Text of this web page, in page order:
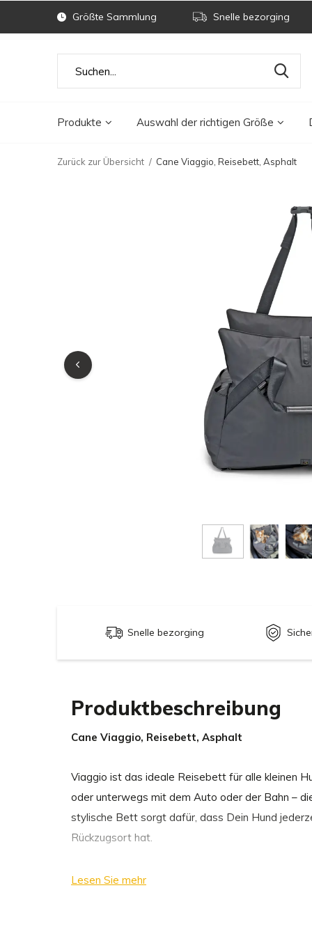
Produkte Auswahl der richtigen Größe
Größte Sammlung Snelle bezorging
Zurück zur Übersicht Cane Viaggio, Reisebett, Asphalt
Snelle bezorging
Produktbeschreibung
Cane Viaggio, Reisebett, Asphalt
Viaggio ist das ideale Reisebett für alle kleinen
oder unterwegs mit dem Auto oder der Bahn –
stylische Bett sorgt dafür, dass Dein Hund
Rückzugsort hat.
Mit seiner weichen Polsterung bietet Viaggio
Lesen Sie mehr